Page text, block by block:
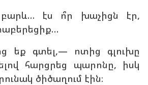
էս ո՞ր խաչիցն էր,
եք գտել,— ոտից գլուխը
հարցրեց պարոնը, իսկ
ծիծաղում էին։